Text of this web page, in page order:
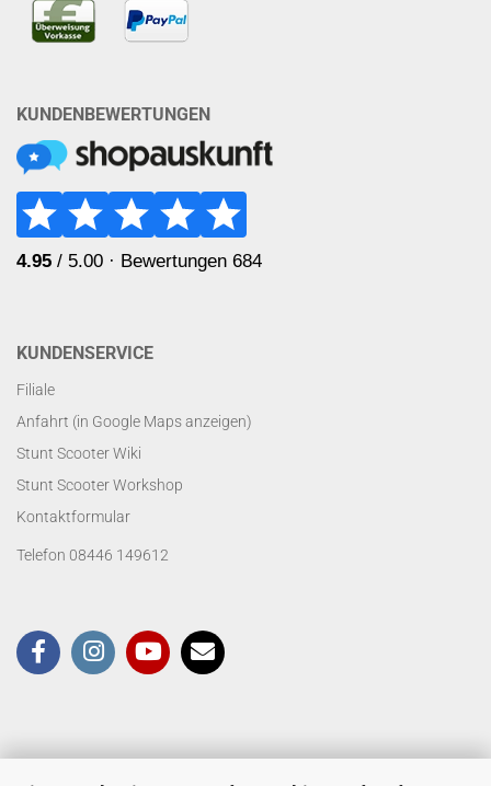
KUNDENBEWERTUNGEN
KUNDENSERVICE
Filiale
Anfahrt (in Google Maps anzeigen)
Stunt Scooter Wiki
Stunt Scooter Workshop
Kontaktformular
Telefon 08446 149612